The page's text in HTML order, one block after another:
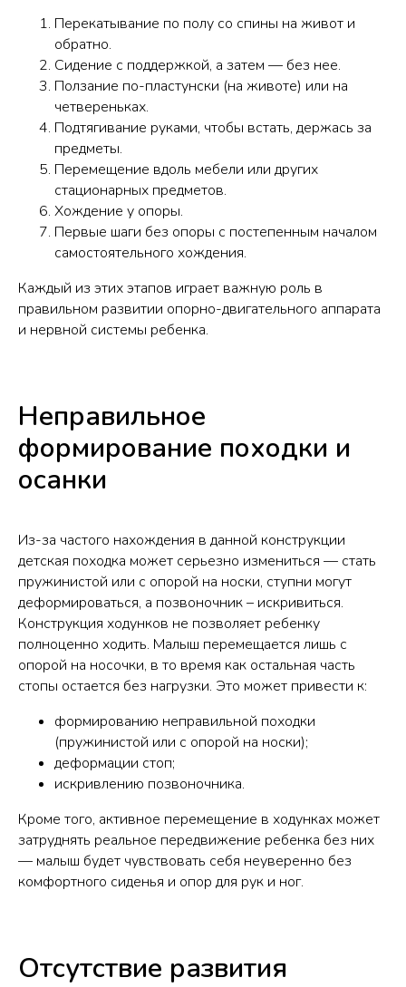
Перекатывание по полу со спины на живот и
обратно.
Сидение с поддержкой, а затем — без нее.
Ползание по-пластунски (на животе) или на
четвереньках.
Подтягивание руками, чтобы встать, держась за
предметы.
Перемещение вдоль мебели или других
стационарных предметов.
Хождение у опоры.
Первые шаги без опоры с постепенным началом
самостоятельного хождения.
Каждый из этих этапов играет важную роль в
правильном развитии опорно-двигательного аппарата
и нервной системы ребенка.
Неправильное
формирование походки и
осанки
Из-за частого нахождения в данной конструкции
детская походка может серьезно измениться — стать
пружинистой или с опорой на носки, ступни могут
деформироваться, а позвоночник – искривиться.
Конструкция ходунков не позволяет ребенку
полноценно ходить. Малыш перемещается лишь с
опорой на носочки, в то время как остальная часть
стопы остается без нагрузки. Это может привести к:
формированию неправильной походки
(пружинистой или с опорой на носки);
деформации стоп;
искривлению позвоночника.
Кроме того, активное перемещение в ходунках может
затруднять реальное передвижение ребенка без них
— малыш будет чувствовать себя неуверенно без
комфортного сиденья и опор для рук и ног.
Отсутствие развития